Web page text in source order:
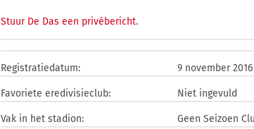
Stuur De Das een privébericht.
Registratiedatum: 9 november 2016
Favoriete eredivisieclub: Niet ingevuld
Vak in het stadion: Geen Seizoen